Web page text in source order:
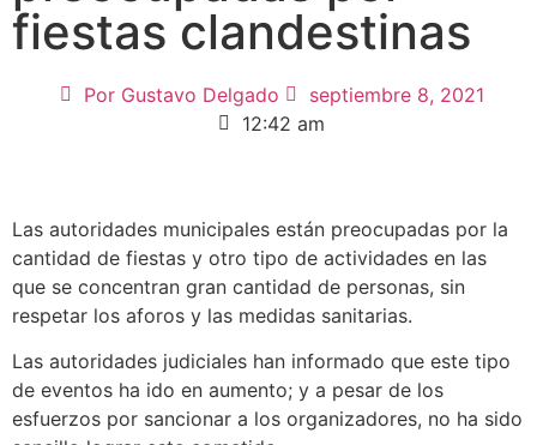
fiestas clandestinas
PorGustavo Delgado
septiembre 8, 2021
12:42 am
Las autoridades municipales están preocupadas por la
cantidad de fiestas y otro tipo de actividades en las
que se concentran gran cantidad de personas, sin
respetar los aforos y las medidas sanitarias.
Las autoridades judiciales han informado que este tipo
de eventos ha ido en aumento; y a pesar de los
esfuerzos por sancionar a los organizadores, no ha sido